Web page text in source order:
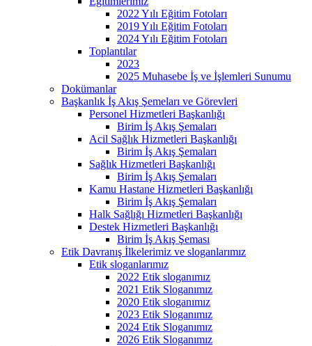
2022 Yılı Eğitim Fotoları
2019 Yılı Eğitim Fotoları
2024 Yılı Eğitim Fotoları
Toplantılar
2023
2025 Muhasebe İş ve İşlemleri Sunumu
Dokümanlar
Başkanlık İş Akış Şemeları ve Görevleri
Personel Hizmetleri Başkanlığı
Birim İş Akış Şemaları
Acil Sağlık Hizmetleri Başkanlığı
Birim İş Akış Şemaları
Sağlık Hizmetleri Başkanlığı
Birim İş Akış Şemaları
Kamu Hastane Hizmetleri Başkanlığı
Birim İş Akış Şemaları
Halk Sağlığı Hizmetleri Başkanlığı
Destek Hizmetleri Başkanlığı
Birim İş Akış Şeması
Etik Davranış İlkelerimiz ve sloganlarımız
Etik sloganlarımız
2022 Etik sloganımız
2021 Etik Sloganımız
2020 Etik sloganımız
2023 Etik Sloganımız
2024 Etik Sloganımız
2026 Etik Sloganımız